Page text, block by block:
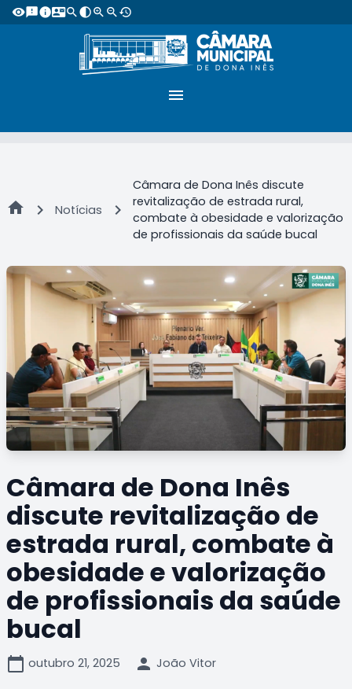
visibility feedbackinfocontact_mailsearch contrastzoom_in zoom_out restore
menu
home chevron_right Notícias chevron_right
Câmara de Dona Inês discute
revitalização de estrada rural,
combate à obesidade e valorização
de profissionais da saúde bucal
Câmara de Dona Inês
discute revitalização de
estrada rural, combate à
obesidade e valorização
de profissionais da saúde
bucal
calendar_today outubro 21, 2025 person João Vitor